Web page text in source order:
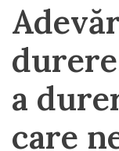
a
care